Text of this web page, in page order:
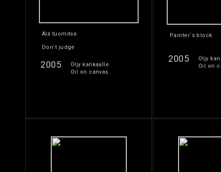
Älä tuomitse
Don´t judge
2005
Öljy kankaalle.
Oil on canvas.
Painter´s block
2005
Öljy
Oil on